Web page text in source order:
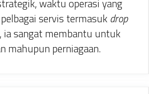
waktu operasi yang
servis termasuk drop
ia sangat membantu untuk
mahupun perniagaan.